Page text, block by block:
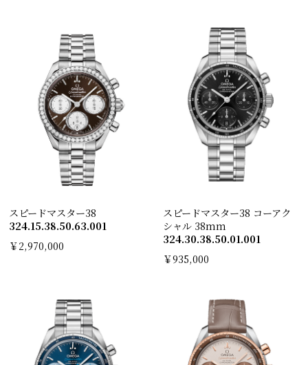
スピードマスター38
324.15.38.50.63.001
￥2,970,000
スピードマスター38 コーアク
シャル 38mm
324.30.38.50.01.001
￥935,000